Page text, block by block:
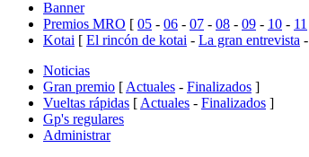
Banner
Premios MRO [ 05 - 06 - 07 - 08 - 09 - 10 - 11
Kotai [ El rincón de kotai - La gran entrevista -
Noticias
Gran premio [ Actuales - Finalizados ]
Vueltas rápidas [ Actuales - Finalizados ]
Gp's regulares
Administrar